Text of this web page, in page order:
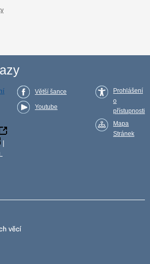
|
Větší šance
Youtube
Prohlášení
o
přístupnosti
Mapa
Stránek